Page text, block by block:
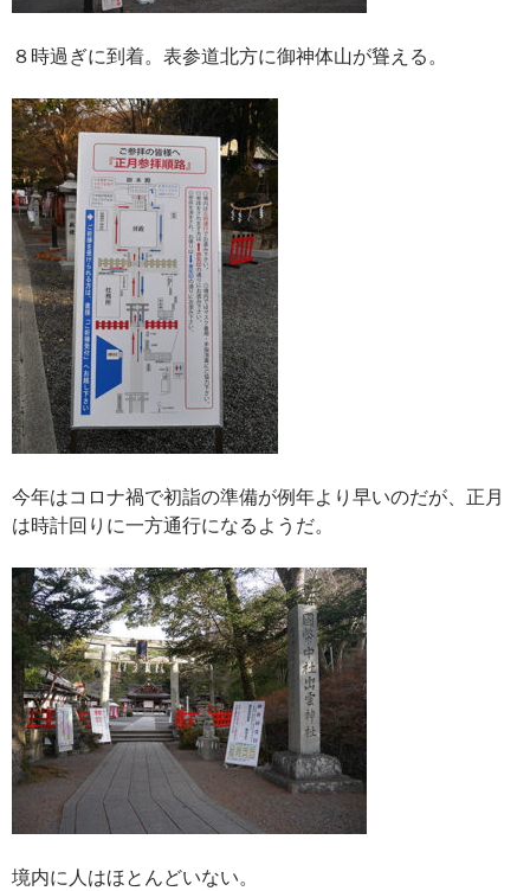
８時過ぎに到着。表参道北方に御神体山が聳える。
今年はコロナ禍で初詣の準備が例年より早いのだが、正月
は時計回りに一方通行になるようだ。
境内に人はほとんどいない。